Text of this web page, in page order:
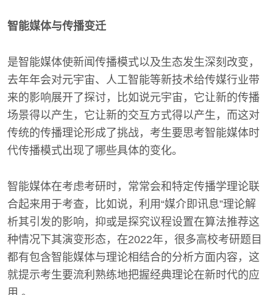
智能媒体与传播变迁
是智能媒体使新闻传播模式以及生态发生深刻改变，
去年年会对元宇宙、人工智能等新技术给传媒行业带
来的影响展开了探讨，比如说元宇宙，它让新的传播
场景得以产生，它让新的交互方式得以产生，而这对
传统的传播理论形成了挑战，考生要思考智能媒体时
代传播模式出现了哪些具体的变化。
智能媒体在考虑考研时，常常会和特定传播学理论联
合起来用于考查，比如说，利用“媒介即讯息”理论解
析其引发的影响，抑或是探究议程设置在算法推荐这
种情况下其演变形态，在2022年，很多高校考研题目
都有包含智能媒体与理论相结合的分析方面内容，这
就提示考生要流利熟练地把握经典理论在新时代的应
用 。